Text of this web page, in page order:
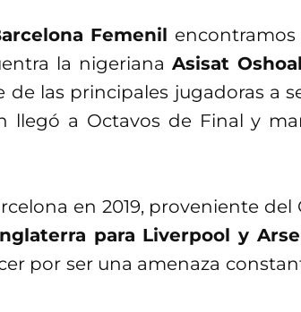
Femenil
la nigeriana Asisat
de las principales jugadoras a
llegó a Octavos de Final y
en 2019, proveniente
para Liverpool y
por ser una amenaza